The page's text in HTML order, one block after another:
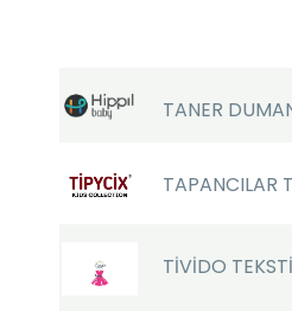
TANER
TAPANCILAR
TİVİDO